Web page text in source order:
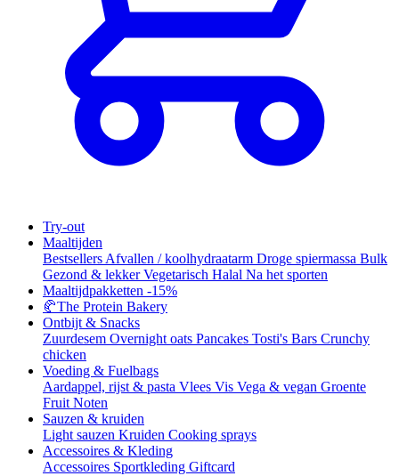
Try-out
Maaltijden
Bestsellers Afvallen / koolhydraatarm Droge spiermassa Bulk
Gezond & lekkerVegetarisch Halal Na het sporten
Maaltijdpakketten -15%
🥐The Protein Bakery
Ontbijt & Snacks
Zuurdesem Overnight oats Pancakes Tosti's Bars Crunchy
chicken
Voeding & Fuelbags
Aardappel, rijst & pasta Vlees Vis Vega & vegan Groente
Fruit Noten
Sauzen & kruiden
Light sauzen Kruiden Cooking sprays
Accessoires & Kleding
Accessoires Sportkleding Giftcard